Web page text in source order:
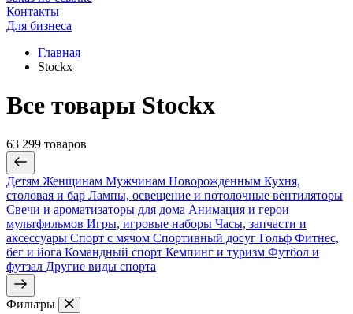
Контакты
Для бизнеса
Главная
Stockx
Все товары Stockx
63 299 товаров
Детям Женщинам Мужчинам Новорожденным Кухня,
столовая и бар Лампы, освещение и потолочные вентиляторы
Свечи и ароматизаторы для дома Анимация и герои
мультфильмов Игры, игровые наборы Часы, запчасти и
аксессуары Спорт с мячом Спортивный досуг Гольф Фитнес,
бег и йога Командный спорт Кемпинг и туризм Футбол и
футзал Другие виды спорта
Фильтры